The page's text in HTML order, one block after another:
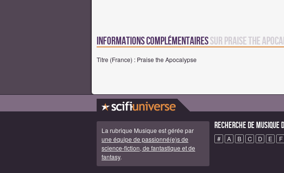
Informations complémentairessur Praise the
Titre (France) : Praise the Apocalypse
La rubrique Musique est gérée par
une équipe de passionné(e)s de
science-fiction, de fantastique et de
fantasy.
Recherche de Musique
# A B C D E F